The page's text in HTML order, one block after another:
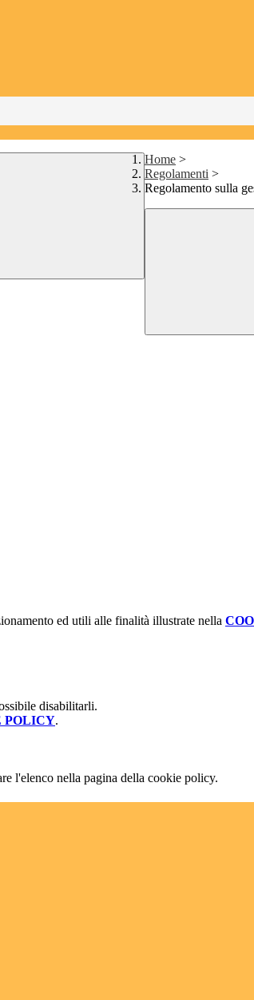
Home >
Regolamenti >
Regolamento sulla
ed utili alle finalità illustrate nella
disabilitarli.
POLICY.
l'elenco nella pagina della cookie policy.